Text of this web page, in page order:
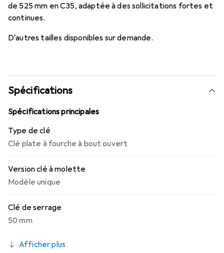
de 525 mm en C35, adaptée à des sollicitations fortes et
continues.
D'autres tailles disponibles sur demande.
Spécifications
Spécifications principales
Type de clé
Clé plate à fourche à bout ouvert
Version clé à molette
Modèle unique
Clé de serrage
50 mm
Afficher plus